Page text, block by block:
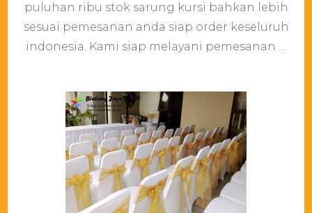
ketat
promo
di
puluhan ribu stok sarung kursi bahkan lebih
sesuai pemesanan anda siap order keseluruh
indonesia. Kami siap melayani pemesanan …